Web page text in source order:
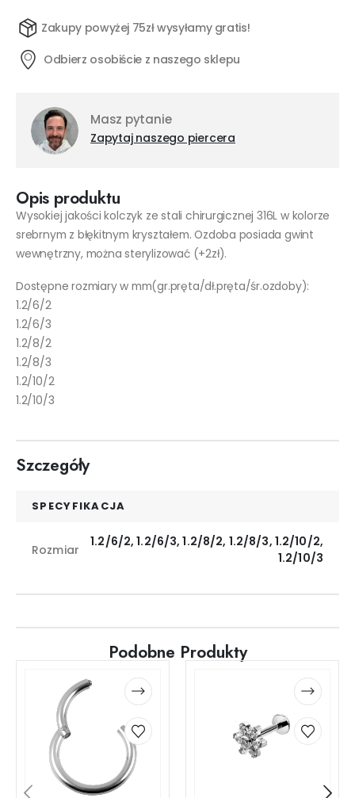
Zakupy powyżej 75zł wysyłamy gratis!
Odbierz osobiście z naszego sklepu
Masz pytanie
Zapytaj naszego piercera
Opis produktu
Wysokiej jakości kolczyk ze stali chirurgicznej 316L w kolorze
srebrnym z błękitnym kryształem. Ozdoba posiada gwint
wewnętrzny, można sterylizować (+2zł).
Dostępne rozmiary w mm(gr.pręta/dł.pręta/śr.ozdoby):
1.2/6/2
1.2/6/3
1.2/8/2
1.2/8/3
1.2/10/2
1.2/10/3
Szczegóły
SPECYFIKACJA
Rozmiar
1.2/6/2, 1.2/6/3, 1.2/8/2, 1.2/8/3, 1.2/10/2,
1.2/10/3
Podobne Produkty